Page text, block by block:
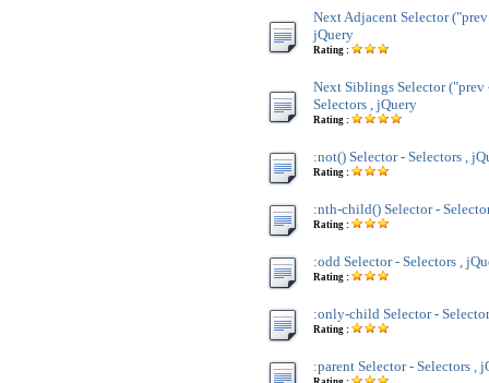
Next Adjacent Selector
jQuery
Rating :
Next Siblings Selector
Selectors , jQuery
Rating :
:not() Selector - Selectors ,
Rating :
:nth-child() Selector -
Rating :
:odd Selector - Selectors ,
Rating :
:only-child Selector -
Rating :
:parent Selector - Selectors ,